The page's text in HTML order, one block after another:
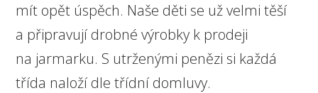
mít opět úspěch. Naše děti se už velmi těší
a připravují drobné výrobky k prodeji
na jarmarku. S utrženými penězi si každá
třída naloží dle třídní domluvy.